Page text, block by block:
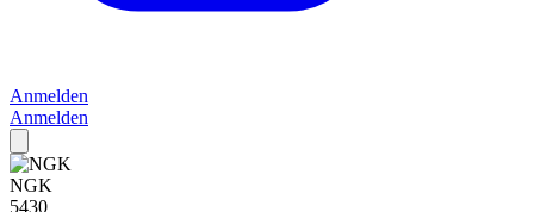
Anmelden
Anmelden
NGK
5430